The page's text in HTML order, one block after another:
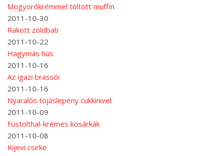
Mogyorókrémmel töltött muffin
2011-10-30
Rakott zöldbab
2011-10-22
Hagymás hús
2011-10-16
Az igazi brassói
2011-10-16
Nyaralós tojáslepény cukkinivel
2011-10-09
Füstölthal-krémes kosárkák
2011-10-08
Kijevi csirke